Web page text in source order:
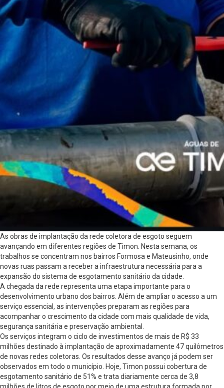
As obras de implantação da rede coletora de esgoto seguem
avançando em diferentes regiões de Timon. Nesta semana, os
trabalhos se concentram nos bairros Formosa e Mateusinho, onde
novas ruas passam a receber a infraestrutura necessária para a
expansão do sistema de esgotamento sanitário da cidade.
A chegada da rede representa uma etapa importante para o
desenvolvimento urbano dos bairros. Além de ampliar o acesso a um
serviço essencial, as intervenções preparam as regiões para
acompanhar o crescimento da cidade com mais qualidade de vida,
segurança sanitária e preservação ambiental.
Os serviços integram o ciclo de investimentos de mais de R$ 33
milhões destinado à implantação de aproximadamente 47 quilômetros
de novas redes coletoras. Os resultados desse avanço já podem ser
observados em todo o município. Hoje, Timon possui cobertura de
esgotamento sanitário de 51% e trata diariamente cerca de 3,8